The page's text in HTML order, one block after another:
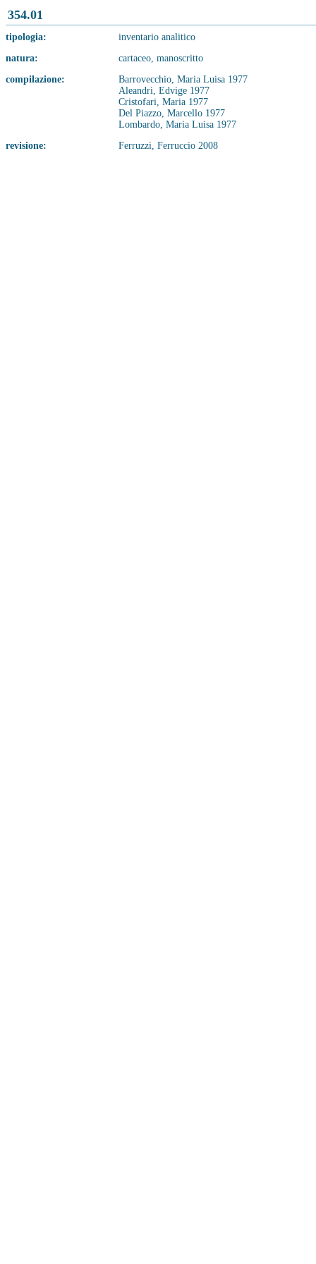
354.01
tipologia:
inventario analitico
natura:
cartaceo, manoscritto
compilazione:
Barrovecchio, Maria Luisa 1977
Aleandri, Edvige 1977
Cristofari, Maria 1977
Del Piazzo, Marcello 1977
Lombardo, Maria Luisa 1977
revisione:
Ferruzzi, Ferruccio 2008